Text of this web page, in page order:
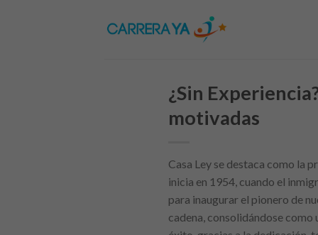
¿Sin
motivadas
Casa Ley se destaca como la
inicia en 1954, cuando el
para inaugurar el pionero de
cadena, consolidándose